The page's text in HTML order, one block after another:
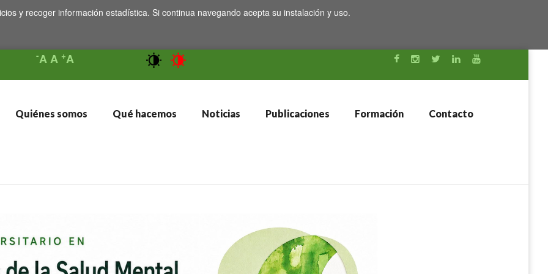
y recoger información estadística. Si continua navegando acepta su instalación y uso.
-AA +A
Quiénes somos Qué hacemos Noticias Publicaciones Formación Contacto